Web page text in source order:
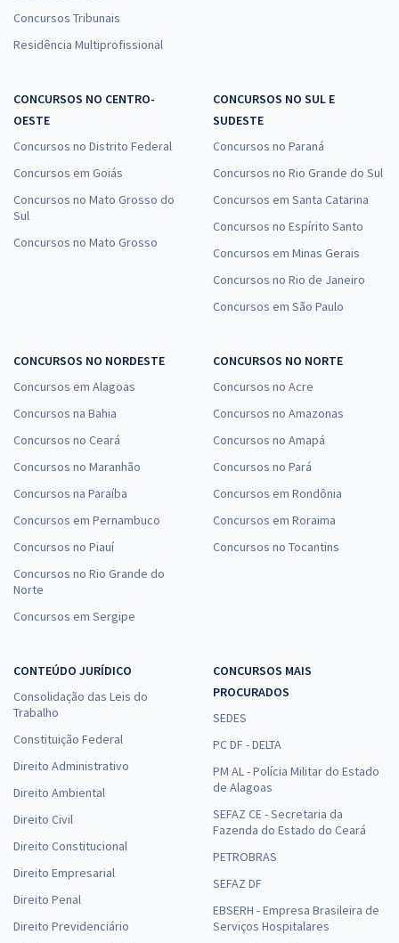
Concursos Tribunais
Residência Multiprofissional
CONCURSOS NO CENTRO-
OESTE
Concursos no Distrito Federal
Concursos em Goiás
Concursos no Mato Grosso do
Sul
Concursos no Mato Grosso
CONCURSOS NO SUL E
SUDESTE
Concursos no Paraná
Concursos no Rio Grande do Sul
Concursos em Santa Catarina
Concursos no Espírito Santo
Concursos em Minas Gerais
Concursos no Rio de Janeiro
Concursos em São Paulo
CONCURSOS NO NORDESTE
Concursos em Alagoas
Concursos na Bahia
Concursos no Ceará
Concursos no Maranhão
Concursos na Paraíba
Concursos em Pernambuco
Concursos no Piauí
Concursos no Rio Grande do
Norte
Concursos em Sergipe
CONCURSOS NO NORTE
Concursos no Acre
Concursos no Amazonas
Concursos no Amapá
Concursos no Pará
Concursos em Rondônia
Concursos em Roraima
Concursos no Tocantins
CONTEÚDO JURÍDICO
Consolidação das Leis do
Trabalho
Constituição Federal
Direito Administrativo
Direito Ambiental
Direito Civil
Direito Constitucional
Direito Empresarial
Direito Penal
Direito Previdenciário
CONCURSOS MAIS
PROCURADOS
SEDES
PC DF - DELTA
PM AL - Polícia Militar do Estado
de Alagoas
SEFAZ CE - Secretaria da
Fazenda do Estado do Ceará
PETROBRAS
SEFAZ DF
EBSERH - Empresa Brasileira de
Serviços Hospitalares